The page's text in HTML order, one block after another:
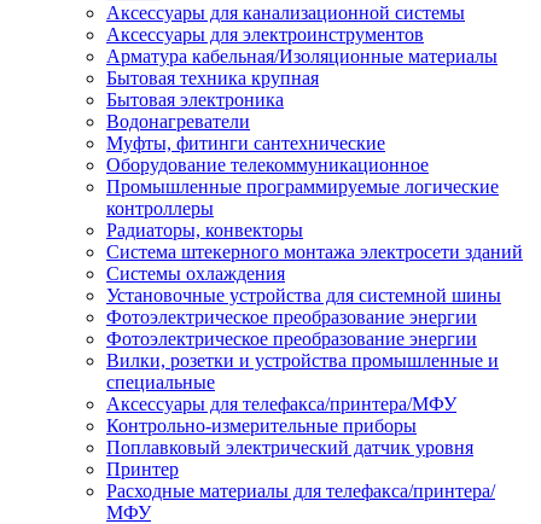
Аксессуары для канализационной системы
Аксессуары для электроинструментов
Арматура кабельная/Изоляционные материалы
Бытовая техника крупная
Бытовая электроника
Водонагреватели
Муфты, фитинги сантехнические
Оборудование телекоммуникационное
Промышленные программируемые логические
контроллеры
Радиаторы, конвекторы
Система штекерного монтажа электросети зданий
Системы охлаждения
Установочные устройства для системной шины
Фотоэлектрическое преобразование энергии
Фотоэлектрическое преобразование энергии
Вилки, розетки и устройства промышленные и
специальные
Аксессуары для телефакса/принтера/МФУ
Контрольно-измерительные приборы
Поплавковый электрический датчик уровня
Принтер
Расходные материалы для телефакса/принтера/
МФУ